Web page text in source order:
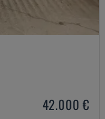
42.000 €